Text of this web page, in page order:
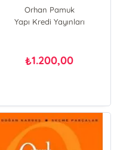
Kırmızı – Veba Geceleri
Orhan Pamuk
Yapı Kredi Yayınları
₺1.200,00